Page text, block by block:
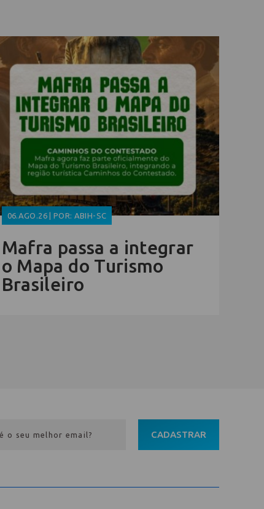
06.AGO.26 | POR: ABIH-SC
Mafra passa a integrar
o Mapa do Turismo
Brasileiro
CADASTRAR